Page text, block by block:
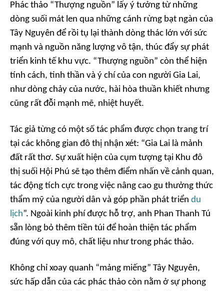
Phác thảo “Thượng nguồn” lấy ý tưởng từ những
dòng suối mát len qua những cánh rừng bạt ngàn của
Tây Nguyên để rồi tụ lại thành dòng thác lớn với sức
mạnh và nguồn năng lượng vô tận, thúc đẩy sự phát
triển kinh tế khu vực. “Thượng nguồn” còn thể hiện
tính cách, tinh thần và ý chí của con người Gia Lai,
như dòng chảy của nước, hài hòa thuần khiết nhưng
cũng rất đỗi mạnh mẽ, nhiệt huyết.
Tác giả từng có một số tác phẩm được chọn trang trí
tại các không gian đô thị nhận xét: “Gia Lai là mảnh
đất rất thơ. Sự xuất hiện của cụm tượng tại Khu đô
thị suối Hội Phú sẽ tạo thêm điểm nhấn về cảnh quan,
tác động tích cực trong việc nâng cao gu thưởng thức
thẩm mỹ của người dân và góp phần phát triển du
lịch”. Ngoài kinh phí được hỗ trợ, anh Phan Thanh Tú
sẵn lòng bỏ thêm tiền túi để hoàn thiện tác phẩm
đúng với quy mô, chất liệu như trong phác thảo.
Không chỉ xoay quanh “mảng miếng” Tây Nguyên,
sức hấp dẫn của các phác thảo còn nằm ở sự phong